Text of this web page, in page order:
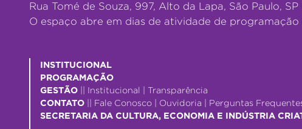
Rua Tomé de Souza, 997, Alto da Lapa, São Paulo, SP
O espaço abre em dias de atividade de programação
INSTITUCIONAL
PROGRAMAÇÃO
GESTÃO
Institucional
Transparência
CONTATO
Fale Conosco Ouvidoria
Perguntas
SECRETARIA DA CULTURA, ECONOMIA E INDÚSTRIA